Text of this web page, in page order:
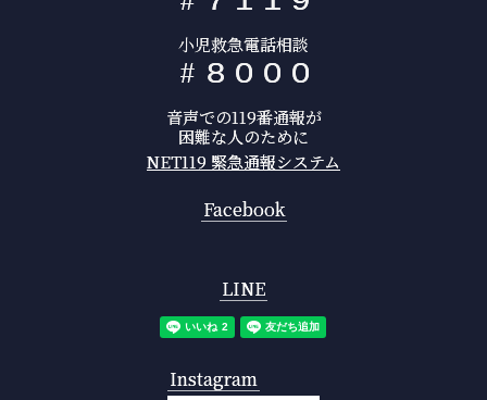
小児救急電話相談
# 8 0 0 0
音声での119番通報が
困難な人のために
NET119 緊急通報システム
Facebook
LINE
Instagram